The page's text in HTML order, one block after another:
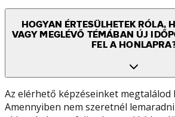
HOGYAN ÉRTESÜLHETEK RÓLA,
VAGY MEGLÉVŐ TÉMÁBAN ÚJ
FEL A
Az elérhető képzéseinket megtalálod
Amennyiben nem szeretnél